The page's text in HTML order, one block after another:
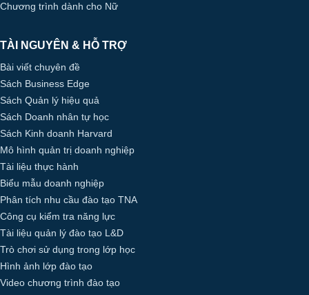
Chương trình dành cho Nữ
TÀI NGUYÊN & HỖ TRỢ
Bài viết chuyên đề
Sách Business Edge
Sách Quản lý hiệu quả
Sách Doanh nhân tự học
Sách Kinh doanh Harvard
Mô hình quản trị doanh nghiệp
Tài liệu thực hành
Biểu mẫu doanh nghiệp
Phân tích nhu cầu đào tạo TNA
Công cụ kiểm tra năng lực
Tài liệu quản lý đào tạo L&D
Trò chơi sử dụng trong lớp học
Hình ảnh lớp đào tạo
Video chương trình đào tạo